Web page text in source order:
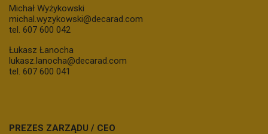
Michał Wyżykowski
michal.wyzykowski@decarad.com
tel. 607 600 042
Łukasz Łanocha
lukasz.lanocha@decarad.com
tel. 607 600 041
PREZES ZARZĄDU / CEO